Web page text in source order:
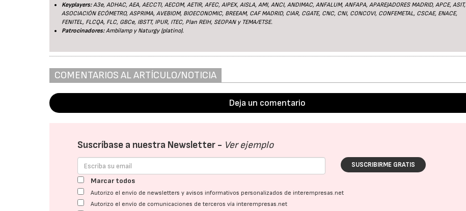
Keyplayers:A3e, ADHAC, AEA, AECCTI, AECOM, AETIR, AFEC, AIPEX, AISLA, AMI, ANCI, ANDIMAC, ANFALUM, ANFAPA, APAREJADORES MADRID, APCE, ASIT,
ASOCIACIÓN ECÓMETRO, ASPRIMA, AVEBIOM, BIOECONOMIC, BREEAM, CAF MADRID, CIAR, CGATE, CNC, CNI, CONCOVI, CONFEMETAL, CSCAE, ENACE,
FENITEL, FLCQA, FLC, GBCe, IBSTT, IPUR, ITEC, Plan REIH, SEOPAN y TEMA/ETSE.
Patrocinadores:Ambilamp y Naturgy (platino).
COMENTARIOS AL ARTÍCULO/NOTICIA
Deja un comentario
Suscríbase a nuestra Newsletter - Ver ejemplo
SUSCRIBIRME GRATIS
Marcar todos
Autorizo el envío de newsletters y avisos informativos personalizados de interempresas.net
Autorizo el envío de comunicaciones de terceros vía interempresas.net